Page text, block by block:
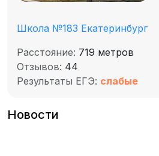
Школа №183 Екатеринбург
Расстояние: 719 метров
Отзывов: 44
Результаты ЕГЭ: слабые
Новости